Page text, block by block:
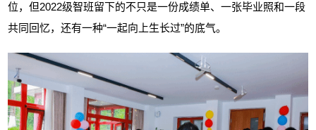
位，但2022级智班留下的不只是一份成绩单、一张毕业照和一段
共同回忆，还有一种“一起向上生长过”的底气。